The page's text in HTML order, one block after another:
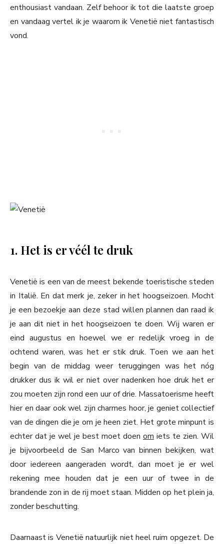
enthousiast vandaan. Zelf behoor ik tot die laatste groep
en vandaag vertel ik je waarom ik Venetië niet fantastisch
vond.
1. Het is er véél te druk
Venetië is een van de meest bekende toeristische steden
in Italië. En dat merk je, zeker in het hoogseizoen. Mocht
je een bezoekje aan deze stad willen plannen dan raad ik
je aan dit niet in het hoogseizoen te doen. Wij waren er
eind augustus en hoewel we er redelijk vroeg in de
ochtend waren, was het er stik druk. Toen we aan het
begin van de middag weer teruggingen was het nóg
drukker dus ik wil er niet over nadenken hoe druk het er
zou moeten zijn rond een uur of drie. Massatoerisme heeft
hier en daar ook wel zijn charmes hoor, je geniet collectief
van de dingen die je om je heen ziet. Het grote minpunt is
echter dat je wel je best moet doen om iets te zien. Wil
je bijvoorbeeld de San Marco van binnen bekijken, wat
door iedereen aangeraden wordt, dan moet je er wel
rekening mee houden dat je een uur of twee in de
brandende zon in de rij moet staan. Midden op het plein ja,
zonder beschutting.
Daarnaast is Venetië natuurlijk niet heel ruim opgezet. De